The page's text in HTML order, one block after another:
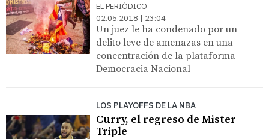
EL PERIÓDICO
02.05.2018 | 23:04
Un juez le ha condenado por un
delito leve de amenazas en una
concentración de la plataforma
Democracia Nacional
LOS PLAYOFFS DE LA NBA
Curry, el regreso de Mister
Triple